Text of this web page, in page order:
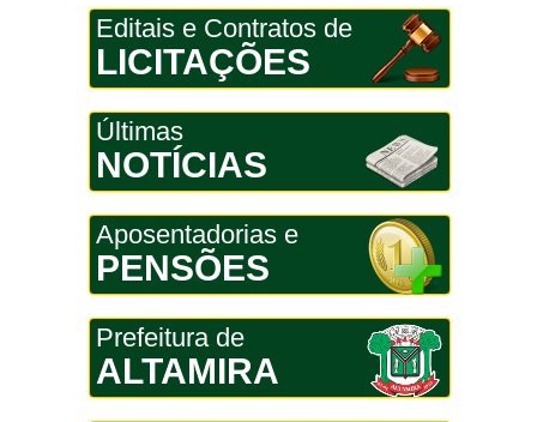
Editais e Contratos de
LICITAÇÕES
Últimas
NOTÍCIAS
Aposentadorias e
PENSÕES
Prefeitura de
ALTAMIRA